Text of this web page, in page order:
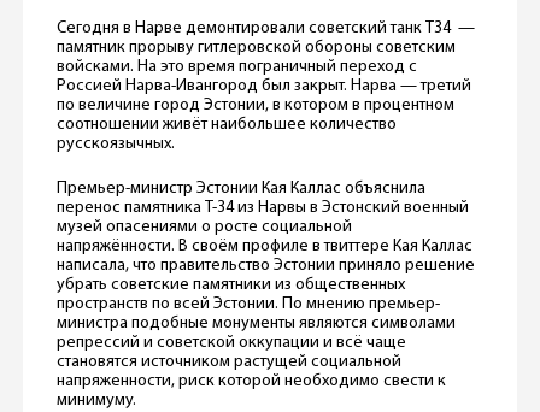
Сегодня в Нарве демонтировали советский танк Т34 —
памятник прорыву гитлеровской обороны советским
войсками. На это время пограничный переход с
Россией Нарва-Ивангород был закрыт. Нарва — третий
по величине город Эстонии, в котором в процентном
соотношении живёт наибольшее количество
русскоязычных.
Премьер-министр Эстонии Кая Каллас объяснила
перенос памятника Т-34 из Нарвы в Эстонский военный
музей опасениями о росте социальной
напряжённости. В своём профиле в твиттере Кая Каллас
написала, что правительство Эстонии приняло решение
убрать советские памятники из общественных
пространств по всей Эстонии. По мнению премьер-
министра подобные монументы являются символами
репрессий и советской оккупации и всё чаще
становятся источником растущей социальной
напряженности, риск которой необходимо свести к
минимуму.